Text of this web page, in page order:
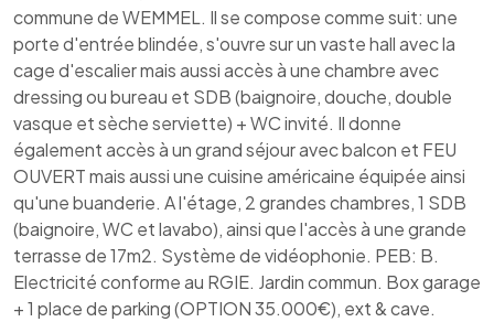
commune de WEMMEL. Il se compose comme suit: une
porte d'entrée blindée, s'ouvre sur un vaste hall avec la
cage d'escalier mais aussi accès à une chambre avec
dressing ou bureau et SDB (baignoire, douche, double
vasque et sèche serviette) + WC invité. Il donne
également accès à un grand séjour avec balcon et FEU
OUVERT mais aussi une cuisine américaine équipée ainsi
qu'une buanderie. A l'étage, 2 grandes chambres, 1 SDB
(baignoire, WC et lavabo), ainsi que l'accès à une grande
terrasse de 17m2. Système de vidéophonie. PEB: B.
Electricité conforme au RGIE. Jardin commun. Box garage
+ 1 place de parking (OPTION 35.000€), ext & cave.